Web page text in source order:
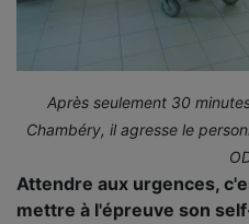
Après seulement 30
Chambéry, il agresse le
Attendre aux urgences,
mettre à l'épreuve son